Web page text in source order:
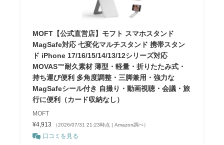
MOFT【公式直営店】モフト スマホスタンド
MagSafe対応 七変化マルチスタンド 携帯スタン
ド iPhone 17/16/15/14/13/12シリーズ対応
MOVAS™耐久素材 薄型・軽量・折りたたみ式・
持ち運び便利 多角度調整・三脚兼用・強力な
MagSafeシール付き 自撮り・動画視聴・会議・旅
行に便利（カード収納なし）
MOFT
¥4,913
（2026/07/31 21:23時点 | Amazon調べ）
口コミを見る